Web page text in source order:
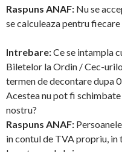
Raspuns ANAF: Nu se
se calculeaza pentru fiecare
Intrebare:Ce se intampla
Biletelor la Ordin / Cec-
termen de decontare dupa
Acestea nu pot fi
nostru?
Raspuns ANAF:
in contul de TVA propriu, in